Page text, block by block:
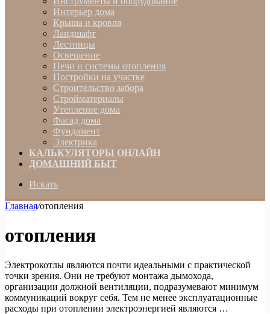
Интерьер дома
Крыша и кровля
Ландшафт
Лестницы
Освещение
Печи и системы отопления
Постройки на участке
Строительство забора
Стройматериалы
Утепление дома
Фасад дома
Фундамент
Электрика
КАЛЬКУЛЯТОРЫ ОНЛАЙН
ДОМАШНИЙ БЫТ
Искать
Главная/отопления
отопления
Электрокотлы являются почти идеальными с практической
точки зрения. Они не требуют монтажа дымохода,
организации должной вентиляции, подразумевают минимум
коммуникаций вокруг себя. Тем не менее эксплуатационные
расходы при отоплении электроэнергией являются …